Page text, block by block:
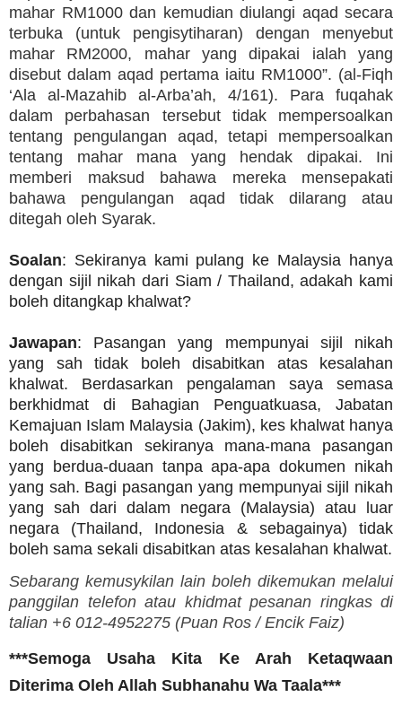
mahar RM1000 dan kemudian diulangi aqad secara
terbuka (untuk pengisytiharan) dengan menyebut
mahar RM2000, mahar yang dipakai ialah yang
disebut dalam aqad pertama iaitu RM1000”. (al-Fiqh
‘Ala al-Mazahib al-Arba’ah, 4/161). Para fuqahak
dalam perbahasan tersebut tidak mempersoalkan
tentang pengulangan aqad, tetapi mempersoalkan
tentang mahar mana yang hendak dipakai. Ini
memberi maksud bahawa mereka mensepakati
bahawa pengulangan aqad tidak dilarang atau
ditegah oleh Syarak.
Soalan: Sekiranya kami pulang ke Malaysia hanya
dengan sijil nikah dari Siam / Thailand, adakah kami
boleh ditangkap khalwat?
Jawapan: Pasangan yang mempunyai sijil nikah
yang sah tidak boleh disabitkan atas kesalahan
khalwat. Berdasarkan pengalaman saya semasa
berkhidmat di Bahagian Penguatkuasa, Jabatan
Kemajuan Islam Malaysia (Jakim), kes khalwat hanya
boleh disabitkan sekiranya mana-mana pasangan
yang berdua-duaan tanpa apa-apa dokumen nikah
yang sah. Bagi pasangan yang mempunyai sijil nikah
yang sah dari dalam negara (Malaysia) atau luar
negara (Thailand, Indonesia & sebagainya) tidak
boleh sama sekali disabitkan atas kesalahan khalwat.
Sebarang kemusykilan lain boleh dikemukan melalui
panggilan telefon atau khidmat pesanan ringkas di
talian +6 012-4952275 (Puan Ros /Encik Faiz)
***Semoga Usaha Kita Ke Arah Ketaqwaan
Diterima Oleh Allah Subhanahu Wa Taala***